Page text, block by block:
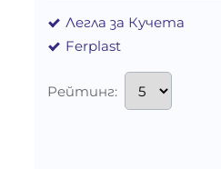
Легла за Кучета
Ferplast
Рейтинг: